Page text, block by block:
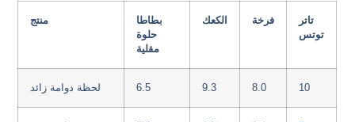
منتج
بطاطا
حلوة
مقلية
الكعك فرخة
تاتر
توتس
لحظة دوامة زائد 6.5 9.3 8.0 10